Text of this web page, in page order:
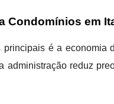
Condomínios em
é a
reduz